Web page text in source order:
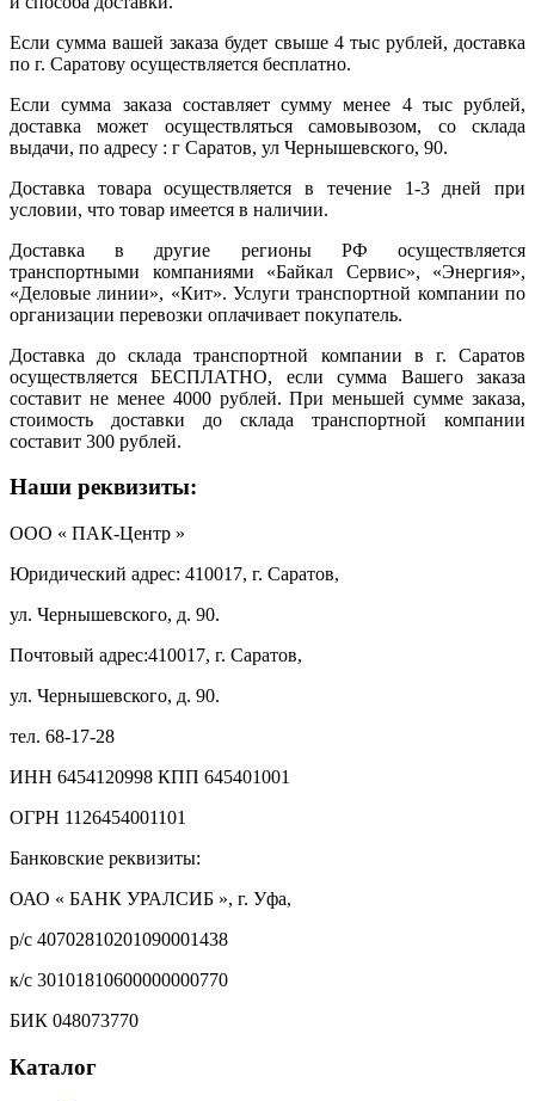
Если сумма вашей заказа будет свыше 4 тыс рублей, доставка
по г. Саратову осуществляется бесплатно.
Если сумма заказа составляет сумму менее 4 тыс рублей,
доставка может осуществляться самовывозом, со склада
выдачи, по адресу : г Саратов, ул Чернышевского, 90.
Доставка товара осуществляется в течение 1-3 дней при
условии, что товар имеется в наличии.
Доставка в другие регионы РФ осуществляется
транспортными компаниями «Байкал Сервис», «Энергия»,
«Деловые линии», «Кит». Услуги транспортной компании по
организации перевозки оплачивает покупатель.
Доставка до склада транспортной компании в г. Саратов
осуществляется БЕСПЛАТНО, если сумма Вашего заказа
составит не менее 4000 рублей. При меньшей сумме заказа,
стоимость доставки до склада транспортной компании
составит 300 рублей.
Наши реквизиты:
ООО « ПАК-Центр »
Юридический адрес: 410017, г. Саратов,
ул. Чернышевского, д. 90.
Почтовый адрес:410017, г. Саратов,
ул. Чернышевского, д. 90.
тел. 68-17-28
ИНН 6454120998 КПП 645401001
ОГРН 1126454001101
Банковские реквизиты:
ОАО « БАНК УРАЛСИБ », г. Уфа,
р/с 40702810201090001438
к/с 30101810600000000770
БИК 048073770
Каталог